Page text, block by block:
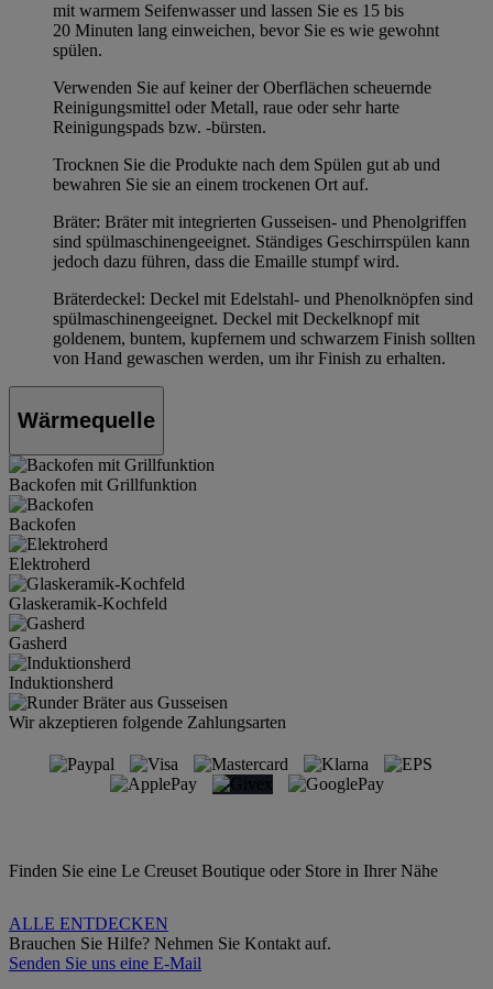
mit warmem Seifenwasser und lassen Sie es 15 bis
20 Minuten lang einweichen, bevor Sie es wie gewohnt
spülen.
Verwenden Sie auf keiner der Oberflächen scheuernde
Reinigungsmittel oder Metall, raue oder sehr harte
Reinigungspads bzw. -bürsten.
Trocknen Sie die Produkte nach dem Spülen gut ab und
bewahren Sie sie an einem trockenen Ort auf.
Bräter: Bräter mit integrierten Gusseisen- und Phenolgriffen
sind spülmaschinengeeignet. Ständiges Geschirrspülen kann
jedoch dazu führen, dass die Emaille stumpf wird.
Bräterdeckel: Deckel mit Edelstahl- und Phenolknöpfen sind
spülmaschinengeeignet. Deckel mit Deckelknopf mit
goldenem, buntem, kupfernem und schwarzem Finish sollten
von Hand gewaschen werden, um ihr Finish zu erhalten.
Wärmequelle
Backofen mit Grillfunktion
Backofen
Elektroherd
Glaskeramik-Kochfeld
Gasherd
Induktionsherd
Wir akzeptieren folgende Zahlungsarten
Finden Sie eine Le Creuset Boutique oder Store in Ihrer Nähe
ALLE ENTDECKEN
Brauchen Sie Hilfe? Nehmen Sie Kontakt auf.
Senden Sie uns eine E-Mail